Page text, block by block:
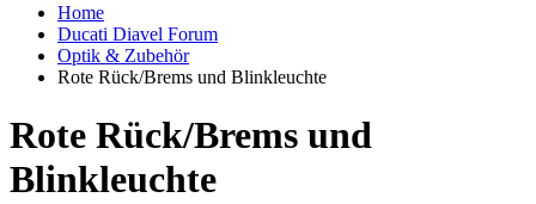
Home
Ducati Diavel Forum
Optik & Zubehör
Rote Rück/Brems und Blinkleuchte
Rote Rück/Brems und
Blinkleuchte